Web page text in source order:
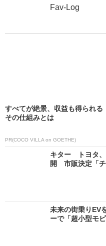
Fav-Log
すべてが絶景、収益も得られる
その仕組みとは
PR(COCO VILLA on GOETHE)
キター トヨタ、
開 市販決定「
未来の街乗りEV
ーで「超小型モ